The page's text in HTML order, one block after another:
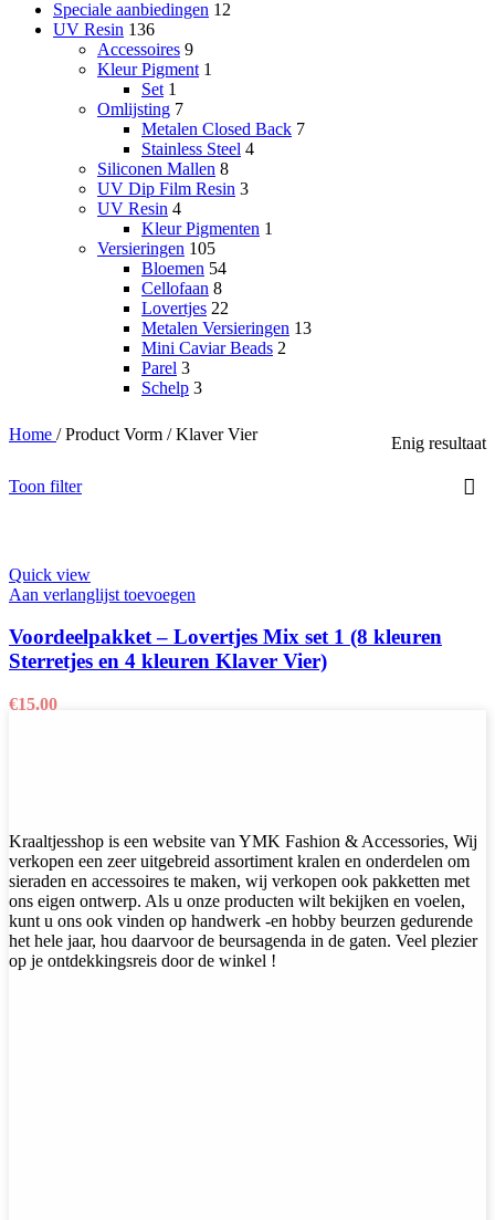
Speciale aanbiedingen 12
UV Resin 136
Accessoires 9
Kleur Pigment 1
Set 1
Omlijsting 7
Metalen Closed Back 7
Stainless Steel 4
Siliconen Mallen 8
UV Dip Film Resin 3
UV Resin 4
Kleur Pigmenten 1
Versieringen 105
Bloemen 54
Cellofaan 8
Lovertjes 22
Metalen Versieringen 13
Mini Caviar Beads 2
Parel 3
Schelp 3
Home / Product Vorm / Klaver Vier Enig resultaat
Toon filter
Quick view
Aan verlanglijst toevoegen
Voordeelpakket – Lovertjes Mix set 1 (8 kleuren
Sterretjes en 4 kleuren Klaver Vier)
€15.00
Kraaltjesshop is een website van YMK Fashion & Accessories, Wij
verkopen een zeer uitgebreid assortiment kralen en onderdelen om
sieraden en accessoires te maken, wij verkopen ook pakketten met
ons eigen ontwerp. Als u onze producten wilt bekijken en voelen,
kunt u ons ook vinden op handwerk -en hobby beurzen gedurende
het hele jaar, hou daarvoor de beursagenda in de gaten. Veel plezier
op je ontdekkingsreis door de winkel !